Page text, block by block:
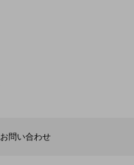
お問い合わせ